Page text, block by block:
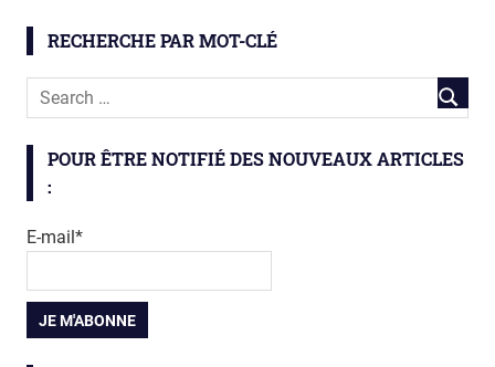
littoral
mangrove
Mangroves
ODyC
vase
RECHERCHE PAR MOT-CLÉ
POUR ÊTRE NOTIFIÉ DES NOUVEAUX ARTICLES
:
E-mail*